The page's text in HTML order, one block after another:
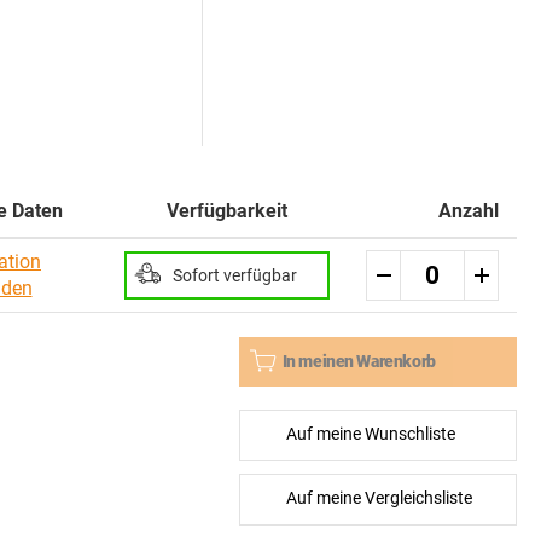
Daten Verfügbarkeit Anzahl
Sofort verfügbar
In meinen Warenkorb
Auf meine Wunschliste
Auf meine Vergleichsliste